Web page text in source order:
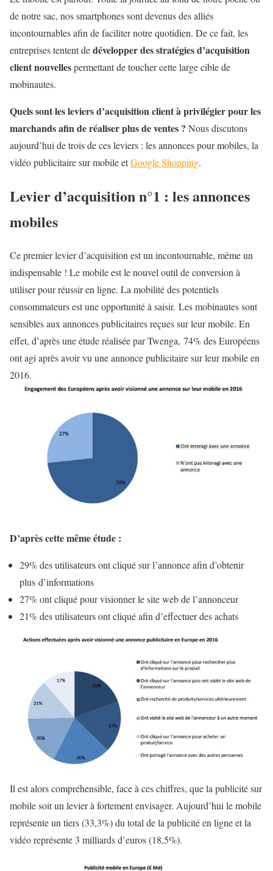
de notre sac, nos smartphones sont devenus des alliés
incontournables afin de faciliter notre quotidien. De ce fait, les
entreprises tentent dedévelopper des stratégies d’acquisition
client nouvellespermettant de toucher cette large cible de
mobinautes.
Quels sont les leviers d’acquisition client à privilégier pour les
marchands afin de réaliser plus de ventes ? Nous discutons
aujourd’hui de trois de ces leviers : les annonces pour mobiles, la
vidéo publicitaire sur mobile etGoogle Shopping.
Levier d’acquisition n°1 : les annonces
mobiles
Ce premier levier d’acquisition est un incontournable, même un
indispensable ! Le mobile est le nouvel outil de conversion à
utiliser pour réussir en ligne. La mobilité des potentiels
consommateurs est une opportunité à saisir. Les mobinautes sont
sensibles aux annonces publicitaires reçues sur leur mobile. En
effet, d’après une étude réalisée par Twenga, 74% des Européens
ont agi après avoir vu une annonce publicitaire sur leur mobile en
2016.
D’après cette même étude :
29% des utilisateurs ont cliqué sur l’annonce afin d’obtenir
plus d’informations
27% ont cliqué pour visionner le site web de l’annonceur
21% des utilisateurs ont cliqué afin d’effectuer des achats
Il est alors compréhensible, face à ces chiffres, que la publicité sur
mobile soit un levier à fortement envisager. Aujourd’hui le mobile
représente un tiers (33,3%) du total de la publicité en ligne et la
vidéo représente 3 milliards d’euros (18,5%).